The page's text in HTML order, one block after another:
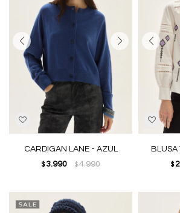
CARDIGAN LANE - AZUL
$ 3.990 $4.990
BLUSA
$